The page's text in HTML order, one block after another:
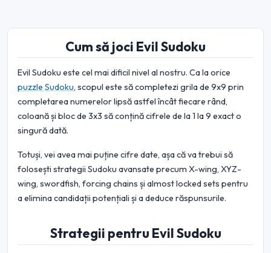
Cum să joci Evil Sudoku
Evil Sudoku este cel mai dificil nivel al nostru. Ca la orice
puzzle Sudoku, scopul este să completezi grila de 9x9 prin
completarea numerelor lipsă astfel încât fiecare rând,
coloană și bloc de 3x3 să conțină cifrele de la 1 la 9 exact o
singură dată.
Totuși, vei avea mai puține cifre date, așa că va trebui să
folosești strategii Sudoku avansate precum X-wing, XYZ-
wing, swordfish, forcing chains și almost locked sets pentru
a elimina candidații potențiali și a deduce răspunsurile.
Strategii pentru Evil Sudoku